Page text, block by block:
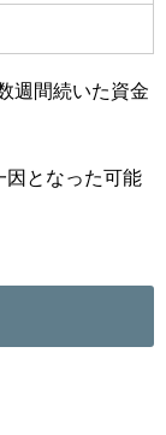
週間続いた資金
因となった可能